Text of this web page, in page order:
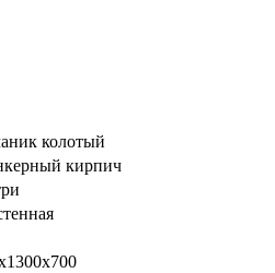
колотый
кирпич